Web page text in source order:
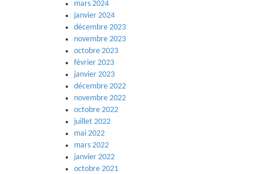
mars 2024
janvier 2024
décembre 2023
novembre 2023
octobre 2023
février 2023
janvier 2023
décembre 2022
novembre 2022
octobre 2022
juillet 2022
mai 2022
mars 2022
janvier 2022
octobre 2021